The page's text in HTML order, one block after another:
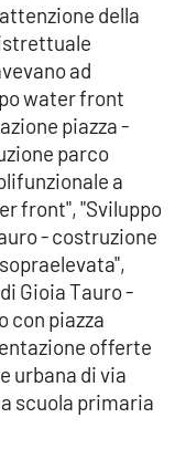
della
ad
water front
piazza -
parco
a
front", "Sviluppo
- costruzione
Gioia Tauro -
con piazza
offerte
urbana di via
scuola primaria